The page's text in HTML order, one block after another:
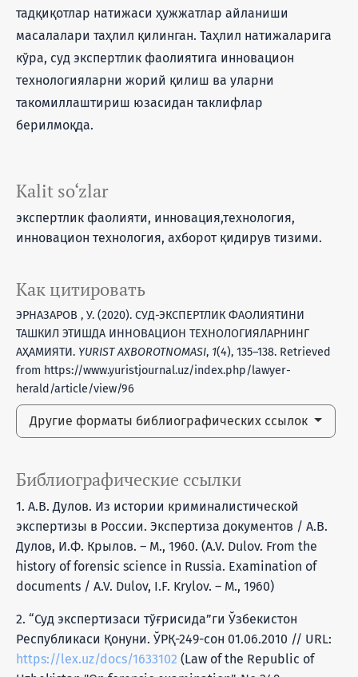
Kalit so‘zlar
экспертлик фаолияти, инновация,технология,
инновацион технология, ахборот қидирув тизими.
Как цитировать
ЭРНАЗАРОВ , У. (2020). СУД-ЭКСПЕРТЛИК ФАОЛИЯТИНИ
ТАШКИЛ ЭТИШДА ИННОВАЦИОН ТЕХНОЛОГИЯЛАРНИНГ
АҲАМИЯТИ. YURIST AXBOROTNOMASI, 1(4), 135–138. Retrieved
from https://www.yuristjournal.uz/index.php/lawyer-
herald/article/view/96
Другие форматы библиографических ссылок
тадқиқотлар натижаси ҳужжатлар айланиши
масалалари таҳлил қилинган. Таҳлил натижаларига
кўра, суд экспертлик фаолиятига инновацион
технологияларни жорий қилиш ва уларни
такомиллаштириш юзасидан таклифлар
берилмоқда.
Библиографические ссылки
1. А.В. Дулов. Из истории криминалистической
экспертизы в России. Экспертиза документов / А.В.
Дулов, И.Ф. Крылов. – М., 1960. (A.V. Dulov. From the
history of forensic science in Russia. Examination of
documents / A.V. Dulov, I.F. Krylov. – M., 1960)
2. “Суд экспертизаси тўғрисида”ги Ўзбекистон
Республикаси Қонуни. ЎРҚ-249-сон 01.06.2010 // URL:
https://lex.uz/docs/1633102 (Law of the Republic of